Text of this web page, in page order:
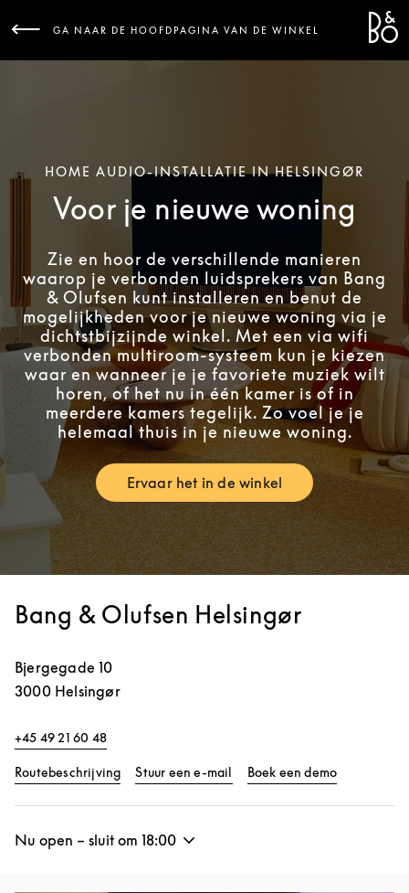
GA NAAR DE HOOFDPAGINA VAN DE WINKEL
HOME AUDIO-INSTALLATIE IN HELSINGØR
Voor je nieuwe woning
Zie en hoor de verschillende manieren
waarop je verbonden luidsprekers van Bang
& Olufsen kunt installeren en benut de
mogelijkheden voor je nieuwe woning via je
dichtstbijzijnde winkel. Met een via wifi
verbonden multiroom-systeem kun je kiezen
waar en wanneer je je favoriete muziek wilt
horen, of het nu in één kamer is of in
meerdere kamers tegelijk. Zo voel je je
helemaal thuis in je nieuwe woning.
Ervaar het in de winkelLink Opens in New Tab
Bang & Olufsen Helsingør
Bjergegade 10
3000 Helsingør
+45 49 21 60 48
RoutebeschrijvingLink Opens in New Tab
Stuur een e-mail Boek een demo
Nu open – sluit om 18:00